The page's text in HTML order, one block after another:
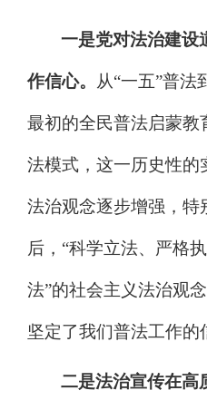
一是党对法治建设
作信心。 从“一五”普法
最初的全民普法启蒙教
法模式，这一历史性的
法治观念逐步增强， 特
后， “科学立法、 严格
法”的社会主义法治观
坚定了我们普法工作的
二是法治宣传在高